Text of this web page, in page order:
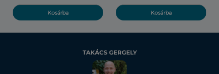
Kosárba Kosárba
TAKÁCS GERGELY